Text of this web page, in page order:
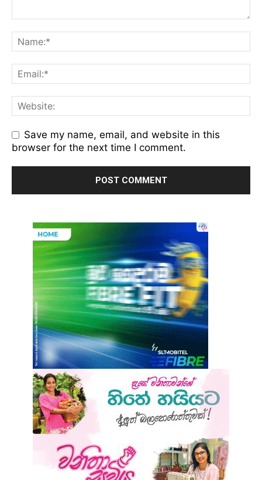
Save my name, email, and website in this
browser for the next time I comment.